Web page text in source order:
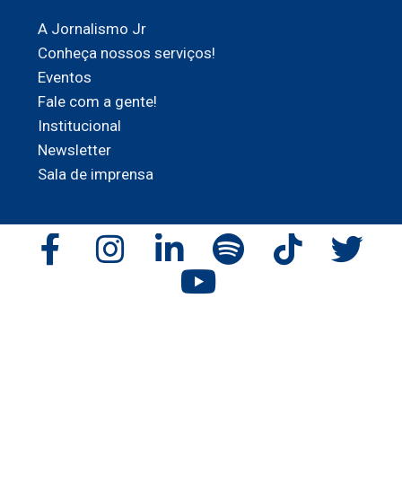
A Jornalismo Jr
Conheça nossos serviços!
Eventos
Fale com a gente!
Institucional
Newsletter
Sala de imprensa